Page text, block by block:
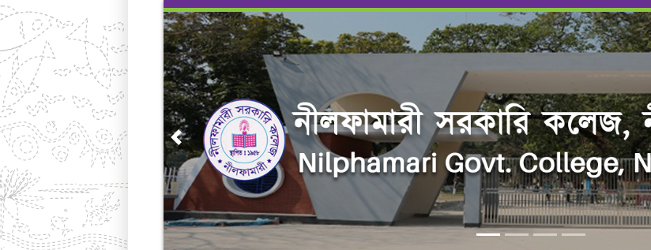
Skip
content
Previous